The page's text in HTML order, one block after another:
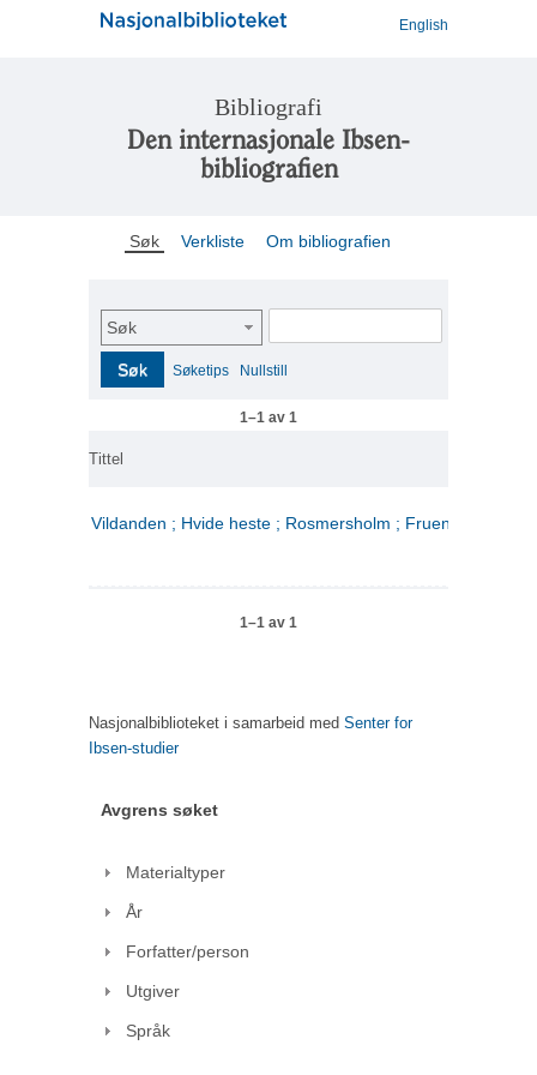
English
Bibliografi
Den internasjonale Ibsen-
bibliografien
Søk Verkliste Om bibliografien
Søk
Søk Søketips Nullstill
1–1 av 1
Tittel
Vildanden ; Hvide heste ; Rosmersholm ; Fruen fra havet
1–1 av 1
Nasjonalbiblioteket i samarbeid med Senter for
Ibsen-studier
Avgrens søket
Materialtyper
År
Forfatter/person
Utgiver
Språk